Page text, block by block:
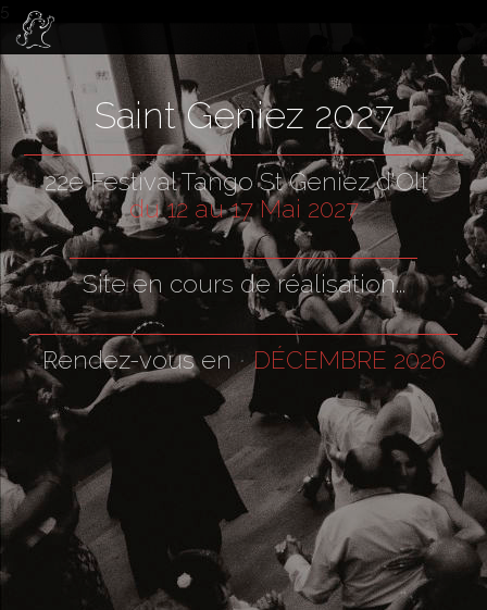
Saint Geniez 2027
22e Festival Tango St Geniez d'Olt·
du 12 au 17 Mai 2027
Site en cours de réalisation...
Rendez-vous en · DÉCEMBRE 2026